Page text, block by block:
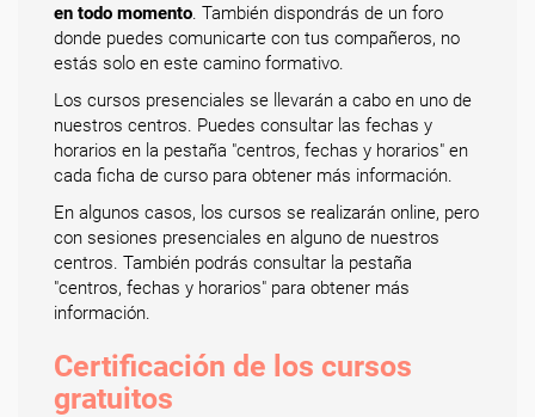
en todo momento. También dispondrás de un foro
donde puedes comunicarte con tus compañeros, no
estás solo en este camino formativo.
Los cursos presenciales se llevarán a cabo en uno de
nuestros centros. Puedes consultar las fechas y
horarios en la pestaña "centros, fechas y horarios" en
cada ficha de curso para obtener más información.
En algunos casos, los cursos se realizarán online, pero
con sesiones presenciales en alguno de nuestros
centros. También podrás consultar la pestaña
"centros, fechas y horarios" para obtener más
información.
Certificación de los cursos
gratuitos